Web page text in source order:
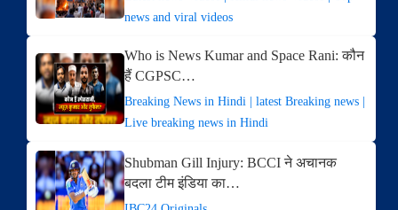
news and viral videos
Who is News Kumar and Space Rani: कौन
हैं CGPSC…
Breaking News in Hindi | latest Breaking news |
Live breaking news in Hindi
Shubman Gill Injury: BCCI ने अचानक
बदला टीम इंडिया का…